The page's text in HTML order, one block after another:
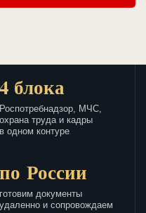
4 блока
Роспотребнадзор, МЧС,
охрана труда и кадры
в одном контуре
по России
готовим документы
удаленно и сопровождаем